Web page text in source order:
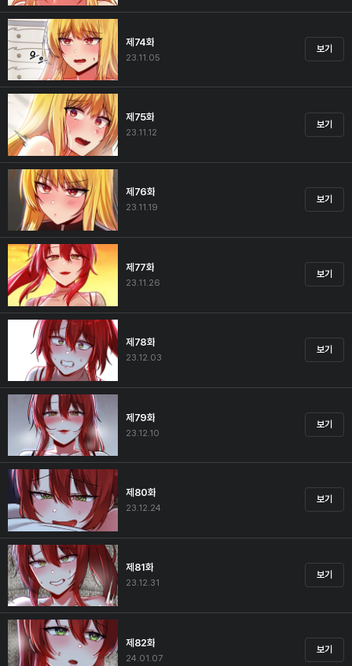
제74화
23.11.05
보기
제75화
23.11.12
보기
제76화
23.11.19
보기
제77화
23.11.26
보기
제78화
23.12.03
보기
제79화
23.12.10
보기
제80화
23.12.24
보기
제81화
23.12.31
보기
제82화
24.01.07
보기